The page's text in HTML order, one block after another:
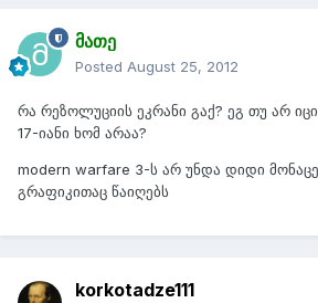
მათე
Posted August 25, 2012
რა რეზოლუციის ეკრანი გაქ? ეგ თუ არ იცი
17-იანი ხომ არაა?
modern warfare 3-ს არ უნდა დიდი
გრაფიკითაც წაიღებს
korkotadze111